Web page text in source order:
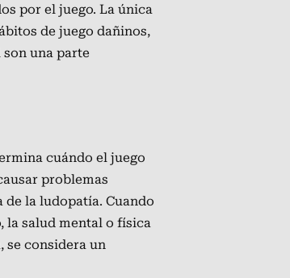
por el juego. La única
de juego dañinos,
una parte
cuándo el juego
problemas
la ludopatía. Cuando
la salud mental o física
se considera un